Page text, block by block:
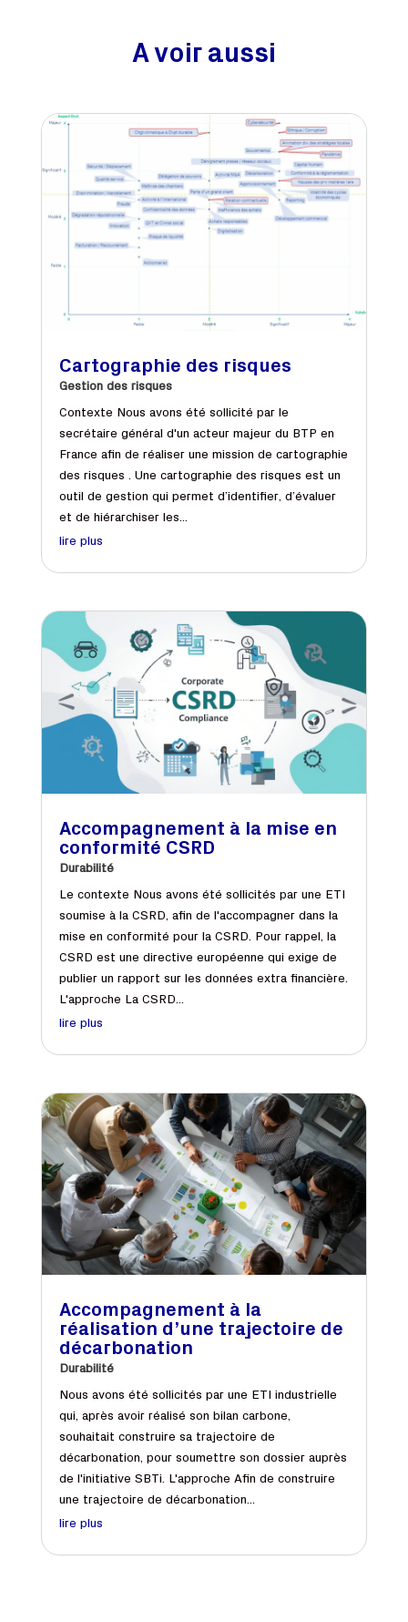
A voir aussi
Cartographie des risques​
Gestion des risques
Contexte Nous avons été sollicité par le
secrétaire général d'un acteur majeur du BTP en
France afin de réaliser une mission de cartographie
des risques . Une cartographie des risques est un
outil de gestion qui permet d’identifier, d’évaluer
et de hiérarchiser les...
lire plus
Accompagnement à la mise en
conformité CSRD
Durabilité
Le contexte Nous avons été sollicités par une ETI
soumise à la CSRD, afin de l'accompagner dans la
mise en conformité pour la CSRD. Pour rappel, la
CSRD est une directive européenne qui exige de
publier un rapport sur les données extra financière.
L'approche La CSRD...
lire plus
Accompagnement à la
réalisation d’une trajectoire de
décarbonation
Durabilité
Nous avons été sollicités par une ETI industrielle
qui, après avoir réalisé son bilan carbone,
souhaitait construire sa trajectoire de
décarbonation, pour soumettre son dossier auprès
de l'initiative SBTi. L'approche Afin de construire
une trajectoire de décarbonation...
lire plus